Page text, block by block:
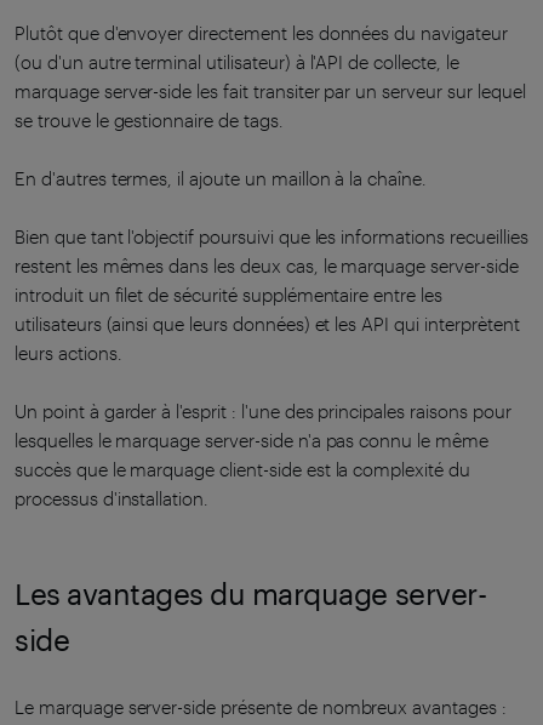
Plutôt que d'envoyer directement les données du navigateur
(ou d'un autre terminal utilisateur) à l'API de collecte, le
marquage server-side les fait transiter par un serveur sur lequel
se trouve le gestionnaire de tags.
En d'autres termes, il ajoute un maillon à la chaîne.
Bien que tant l'objectif poursuivi que les informations recueillies
restent les mêmes dans les deux cas, le marquage server-side
introduit un filet de sécurité supplémentaire entre les
utilisateurs (ainsi que leurs données) et les API qui interprètent
leurs actions.
Un point à garder à l'esprit : l'une des principales raisons pour
lesquelles le marquage server-side n'a pas connu le même
succès que le marquage client-side est la complexité du
processus d'installation.
Les avantages du marquage server-
side
Le marquage server-side présente de nombreux avantages :